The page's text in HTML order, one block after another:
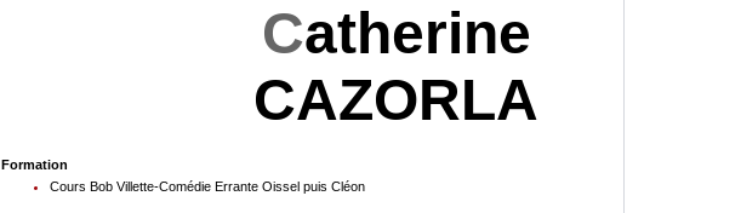
Catherine
CAZORLA
Formation
Cours Bob Villette-Comédie Errante Oissel puis Cléon